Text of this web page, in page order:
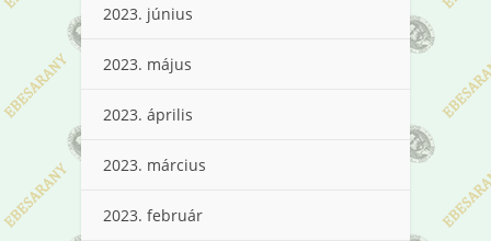
2023. június
2023. május
2023. április
2023. március
2023. február